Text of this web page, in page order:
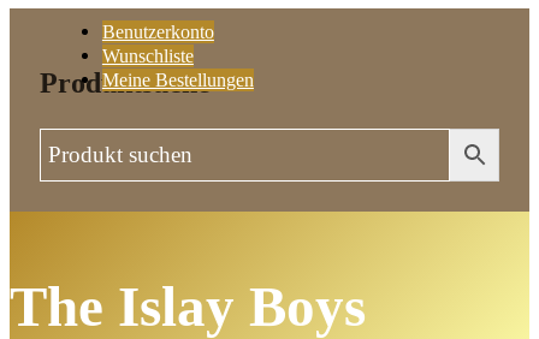
Benutzerkonto
Wunschliste
Meine Bestellungen
Produktsuche
The Islay Boys